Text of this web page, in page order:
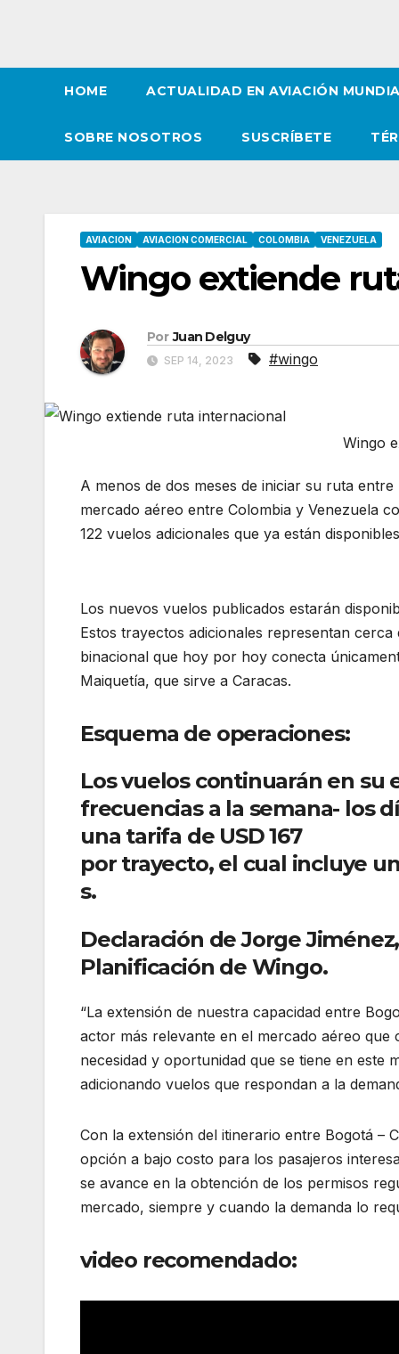
HOME ACTUALIDAD EN AVIACIÓN
SOBRE NOSOTROS SUSCRÍBETE
AVIACION AVIACION COMERCIAL COLOMBIA VENEZUELA
Wingo extiende
Por Juan Delguy
SEP 14, 2023 #wingo
Wingo
A menos de dos meses de iniciar su ruta
mercado aéreo entre Colombia y Venezuela
122 vuelos adicionales que ya están
Los nuevos vuelos publicados estarán
Estos trayectos adicionales representan
binacional que hoy por hoy conecta
Maiquetía, que sirve a Caracas.
Esquema de operaciones:
Los vuelos continuarán en su
frecuencias a la semana- los
una tarifa de USD 167
por trayecto, el cual incluye
s.
Declaración de Jorge
Planificación de Wingo.
“La extensión de nuestra capacidad entre
actor más relevante en el mercado aéreo
necesidad y oportunidad que se tiene en
adicionando vuelos que respondan a la
Con la extensión del itinerario entre Bogotá –
opción a bajo costo para los pasajeros
se avance en la obtención de los permisos
mercado, siempre y cuando la demanda lo
video recomendado: